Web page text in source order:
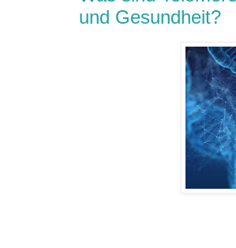
und Gesundheit?